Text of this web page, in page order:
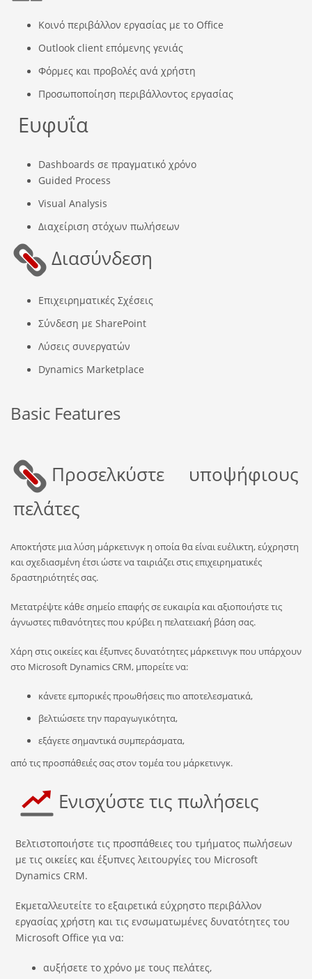
Κοινό περιβάλλον εργασίας με το Office
Outlook client επόμενης γενιάς
Φόρμες και προβολές ανά χρήστη
Προσωποποίηση περιβάλλοντος εργασίας
Ευφυΐα
Dashboards σε πραγματικό χρόνο
Guided Process
Visual Analysis
Διαχείριση στόχων πωλήσεων
Διασύνδεση
Επιχειρηματικές Σχέσεις
Σύνδεση με SharePoint
Λύσεις συνεργατών
Dynamics Marketplace
Basic Features
Προσελκύστε υποψήφιους
πελάτες
Αποκτήστε μια λύση μάρκετινγκ η οποία θα είναι ευέλικτη, εύχρηστη
και σχεδιασμένη έτσι ώστε να ταιριάζει στις επιχειρηματικές
δραστηριότητές σας.
Μετατρέψτε κάθε σημείο επαφής σε ευκαιρία και αξιοποιήστε τις
άγνωστες πιθανότητες που κρύβει η πελατειακή βάση σας.
Χάρη στις οικείες και έξυπνες δυνατότητες μάρκετινγκ που υπάρχουν
στο Microsoft Dynamics CRM, μπορείτε να:
κάνετε εμπορικές προωθήσεις πιο αποτελεσματικά,
βελτιώσετε την παραγωγικότητα,
εξάγετε σημαντικά συμπεράσματα,
από τις προσπάθειές σας στον τομέα του μάρκετινγκ.
Ενισχύστε τις πωλήσεις
Βελτιστοποιήστε τις προσπάθειες του τμήματος πωλήσεων
με τις οικείες και έξυπνες λειτουργίες του Microsoft
Dynamics CRM.
Εκμεταλλευτείτε το εξαιρετικά εύχρηστο περιβάλλον
εργασίας χρήστη και τις ενσωματωμένες δυνατότητες του
Microsoft Office για να:
αυξήσετε το χρόνο με τους πελάτες,